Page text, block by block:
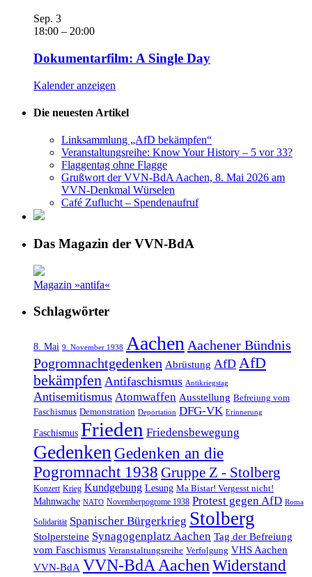
Sep. 3
18:00 – 20:00
Dokumentarfilm: A Single Day
Kalender anzeigen
Die neuesten Artikel
Linksammlung „AfD bekämpfen“
Veranstaltungsreihe: Know Your History – 5 vor 33?
Flaggentag ohne Flagge
Grußwort der VVN-BdA Aachen, 8. Mai 2026 am
VVN-Denkmal Würselen
Café Zuflucht – Spendenaufruf
Das Magazin der VVN-BdA
Magazin »antifa«
Schlagwörter
8. Mai 9. November 1938 Aachen Aachener Bündnis
Pogromnachtgedenken Abrüstung AfD AfD
bekämpfen Antifaschismus Antikriegstag
Antisemitismus Atomwaffen Ausstellung Befreiung vom
Faschismus Demonstration Deportation DFG-VK Erinnerung
Faschismus Frieden Friedensbewegung
Gedenken Gedenken an die
Pogromnacht 1938 Gruppe Z - Stolberg
Konzert Krieg Kundgebung Lesung Ma Bistar! Vergesst nicht!
Mahnwache NATO Novemberpogrome 1938 Protest gegen AfD Roma
Solidarität Spanischer Bürgerkrieg Stolberg
Stolpersteine Synagogenplatz Aachen Tag der Befreiung
vom Faschismus Veranstaltungsreihe Verfolgung VHS Aachen
VVN-BdA VVN-BdA AachenWiderstand